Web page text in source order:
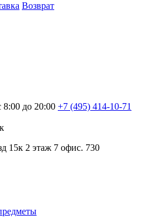
Возврат
8:00 до 20:00 +7 (495) 414-10-71
15к 2 этаж 7 офис. 730